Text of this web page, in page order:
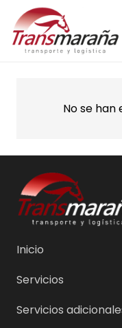
No se
Inicio
Servicios
Servicios